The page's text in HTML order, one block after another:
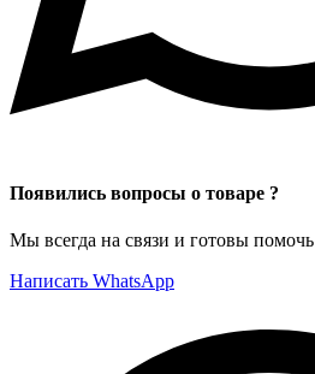
Появились вопросы о товаре ?
Мы всегда на связи и готовы помочь
Написать WhatsApp